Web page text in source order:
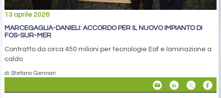
13 aprile 2026
MARCEGAGLIA-DANIELI: ACCORDO PER IL NUOVO IMPIANTO DI
FOS-SUR-MER
Contratto da circa 450 milioni per tecnologie Eaf e laminazione a
caldo
di Stefano Gennari